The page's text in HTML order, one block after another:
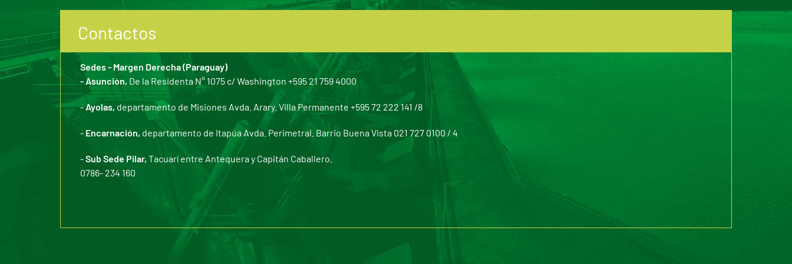
Contactos
Sedes - Margen Derecha (Paraguay)
- Asunción, De la Residenta N° 1075 c/ Washington +595 21 759 4000
-Ayolas, departamento de Misiones Avda. Arary. Villa Permanente +595 72 222 141 /8
- Encarnación, departamento de Itapúa Avda. Perimetral. Barrio Buena Vista 021 727 0100 / 4
-Sub Sede Pilar, Tacuarí entre Antequera y Capitán Caballero.
0786- 234 160